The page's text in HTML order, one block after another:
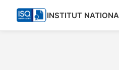
INSTITUT